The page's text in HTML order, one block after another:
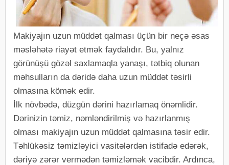
Makiyajın uzun müddət qalması üçün bir neçə əsas
məsləhətə riayət etmək faydalıdır. Bu, yalnız
görünüşü gözəl saxlamaqla yanaşı, tətbiq olunan
məhsulların da dəridə daha uzun müddət təsirli
olmasına kömək edir.
İlk növbədə, düzgün dərini hazırlamaq önəmlidir.
Dərinizin təmiz, nəmləndirilmiş və hazırlanmış
olması makiyajın uzun müddət qalmasına təsir edir.
Təhlükəsiz təmizləyici vasitələrdən istifadə edərək,
dəriyə zərər vermədən təmizləmək vacibdir. Ardınca,